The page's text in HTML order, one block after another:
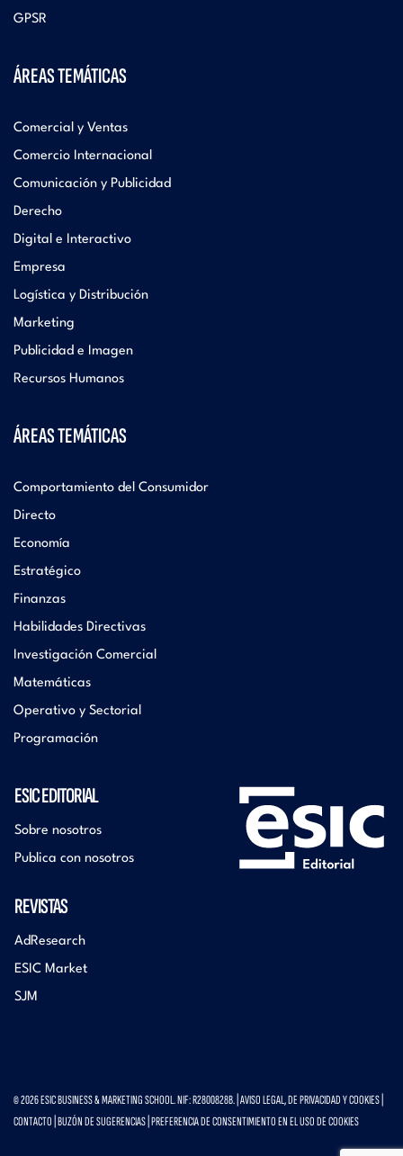
GPSR
ÁREAS TEMÁTICAS
Comercial y Ventas
Comercio Internacional
Comunicación y Publicidad
Derecho
Digital e Interactivo
Empresa
Logística y Distribución
Marketing
Publicidad e Imagen
Recursos Humanos
ÁREAS TEMÁTICAS
Comportamiento del Consumidor
Directo
Economía
Estratégico
Finanzas
Habilidades Directivas
Investigación Comercial
Matemáticas
Operativo y Sectorial
Programación
ESIC EDITORIAL
Sobre nosotros
Publica con nosotros
REVISTAS
AdResearch
ESIC Market
SJM
© 2026 ESIC BUSINESS & MARKETING SCHOOL. NIF: R2800828B. | AVISO LEGAL, DE PRIVACIDAD Y COOKIES
CONTACTO BUZÓN DE SUGERENCIAS PREFERENCIA DE CONSENTIMIENTO EN EL USO DE COOKIES